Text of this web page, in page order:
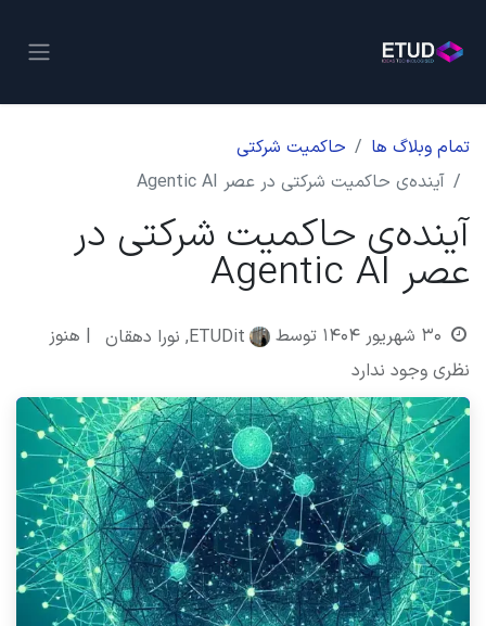
تمام وبلاگ ها
حاکمیت شرکتی
آینده‌ی حاکمیت شرکتی در عصر Agentic AI
آینده‌ی حاکمیت شرکتی در
عصر Agentic AI
۳۰ شهریور ۱۴۰۴ توسط ETUDit, نورا دهقان
| هنوز
نظری وجود ندارد